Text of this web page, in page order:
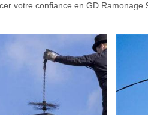
votre confiance en GD